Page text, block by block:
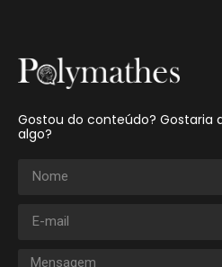
Gostou do conteúdo? Gostaria
algo?